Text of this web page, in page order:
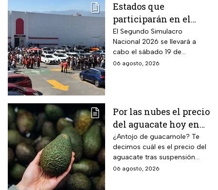
Estados que
participarán en el
Segundo Simulacro
Nacional 2026
El Segundo Simulacro
Nacional 2026 se llevará a
cabo el sábado 19 de
septiembre y tendrá hipótesis
06 agosto, 2026
Por las nubes el precio
del aguacate hoy en
México
¿Antojo de guacamole? Te
decimos cuál es el precio del
aguacate tras suspensión
temporal de exportaciones de
06 agosto, 2026